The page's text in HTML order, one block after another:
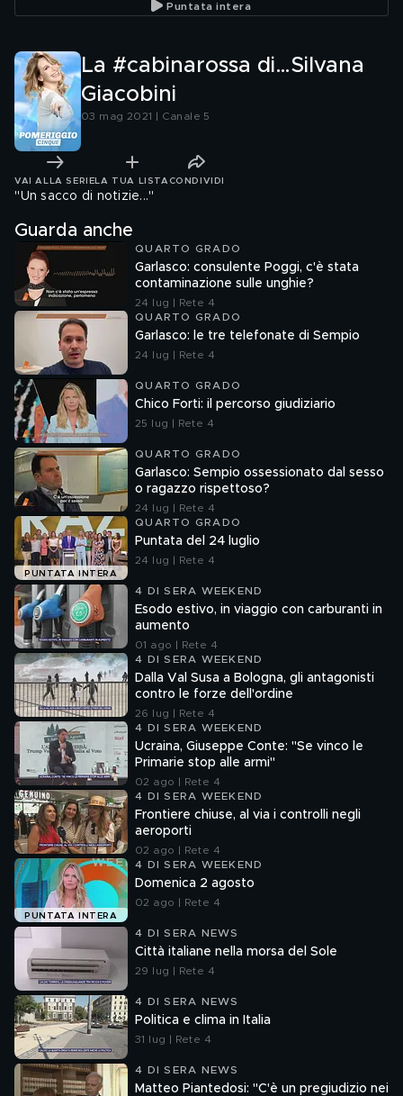
Puntata intera
La #cabinarossa di…Silvana
Giacobini
03 mag 2021 | Canale 5
VAI ALLA SERIE LA TUA LISTA CONDIVIDI
''Un sacco di notizie...''
Guarda anche
QUARTO GRADO
Garlasco: consulente Poggi, c'è stata
contaminazione sulle unghie?
24 lug | Rete 4
QUARTO GRADO
Garlasco: le tre telefonate di Sempio
24 lug | Rete 4
QUARTO GRADO
Chico Forti: il percorso giudiziario
25 lug | Rete 4
QUARTO GRADO
Garlasco: Sempio ossessionato dal sesso
o ragazzo rispettoso?
24 lug | Rete 4
PUNTATA INTERA
QUARTO GRADO
Puntata del 24 luglio
24 lug | Rete 4
4 DI SERA WEEKEND
Esodo estivo, in viaggio con carburanti in
aumento
01 ago | Rete 4
4 DI SERA WEEKEND
Dalla Val Susa a Bologna, gli antagonisti
contro le forze dell'ordine
26 lug | Rete 4
4 DI SERA WEEKEND
Ucraina, Giuseppe Conte: "Se vinco le
Primarie stop alle armi"
02 ago | Rete 4
4 DI SERA WEEKEND
Frontiere chiuse, al via i controlli negli
aeroporti
02 ago | Rete 4
PUNTATA INTERA
4 DI SERA WEEKEND
Domenica 2 agosto
02 ago | Rete 4
4 DI SERA NEWS
Città italiane nella morsa del Sole
29 lug | Rete 4
4 DI SERA NEWS
Politica e clima in Italia
31 lug | Rete 4
4 DI SERA NEWS
Matteo Piantedosi: "C'è un pregiudizio nei